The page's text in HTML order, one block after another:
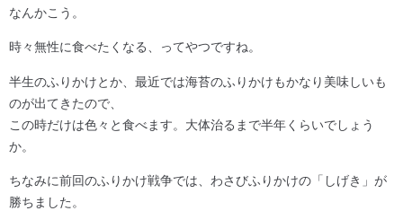
なんかこう。
時々無性に食べたくなる、ってやつですね。
半生のふりかけとか、最近では海苔のふりかけもかなり美味しいも
のが出てきたので、
この時だけは色々と食べます。大体治るまで半年くらいでしょう
か。
ちなみに前回のふりかけ戦争では、わさびふりかけの「しげき」が
勝ちました。